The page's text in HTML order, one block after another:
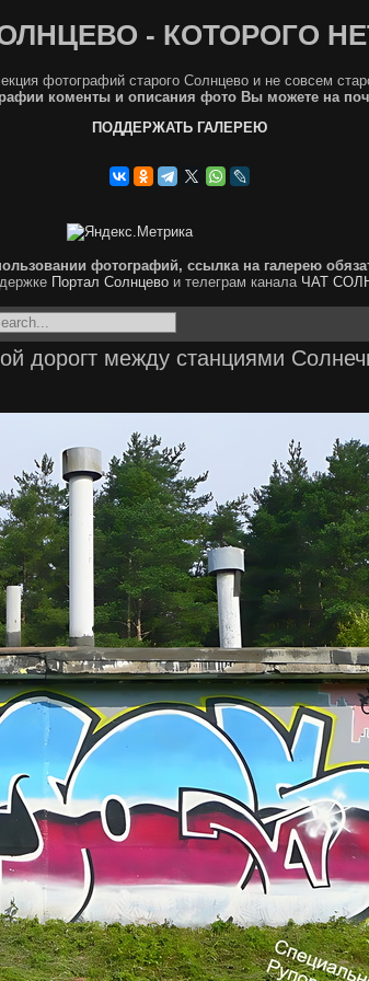
- КОТОРОГО
фотографий старого Солнцево и не совсем
коменты и описания фото Вы можете на
ПОДДЕРЖАТЬ ГАЛЕРЕЮ
фотографий, ссылка на галерею
Портал Солнцевои телеграм канала ЧАТ
дорогт между станциями